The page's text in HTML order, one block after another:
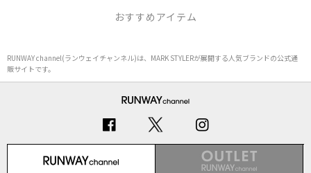
おすすめアイテム
RUNWAY channel(ランウェイチャンネル)は、MARK STYLERが展開する人気ブランドの公式通
販サイトです。